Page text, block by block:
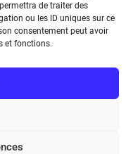
de traiter des
ou les ID uniques sur ce
consentement peut avoir
et fonctions.